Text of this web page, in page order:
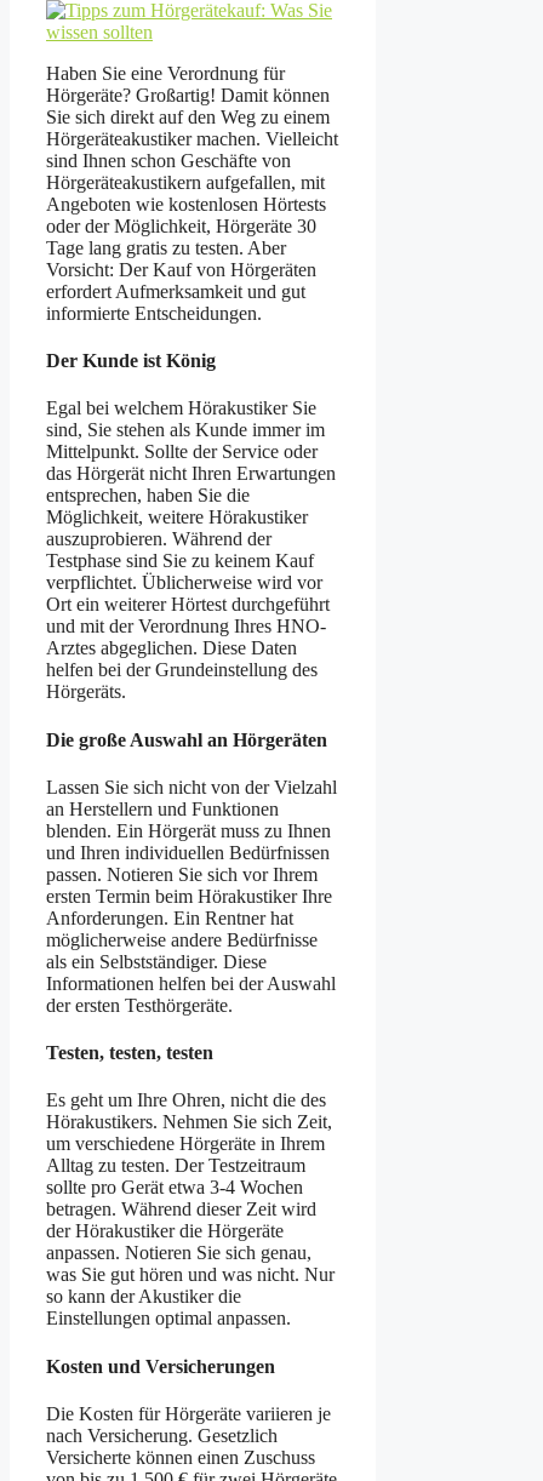
Haben Sie eine Verordnung für
Hörgeräte? Großartig! Damit können
Sie sich direkt auf den Weg zu einem
Hörgeräteakustiker machen. Vielleicht
sind Ihnen schon Geschäfte von
Hörgeräteakustikern aufgefallen, mit
Angeboten wie kostenlosen Hörtests
oder der Möglichkeit, Hörgeräte 30
Tage lang gratis zu testen. Aber
Vorsicht: Der Kauf von Hörgeräten
erfordert Aufmerksamkeit und gut
informierte Entscheidungen.
Der Kunde ist König
Egal bei welchem Hörakustiker Sie
sind, Sie stehen als Kunde immer im
Mittelpunkt. Sollte der Service oder
das Hörgerät nicht Ihren Erwartungen
entsprechen, haben Sie die
Möglichkeit, weitere Hörakustiker
auszuprobieren. Während der
Testphase sind Sie zu keinem Kauf
verpflichtet. Üblicherweise wird vor
Ort ein weiterer Hörtest durchgeführt
und mit der Verordnung Ihres HNO-
Arztes abgeglichen. Diese Daten
helfen bei der Grundeinstellung des
Hörgeräts.
Die große Auswahl an Hörgeräten
Lassen Sie sich nicht von der Vielzahl
an Herstellern und Funktionen
blenden. Ein Hörgerät muss zu Ihnen
und Ihren individuellen Bedürfnissen
passen. Notieren Sie sich vor Ihrem
ersten Termin beim Hörakustiker Ihre
Anforderungen. Ein Rentner hat
möglicherweise andere Bedürfnisse
als ein Selbstständiger. Diese
Informationen helfen bei der Auswahl
der ersten Testhörgeräte.
Testen, testen, testen
Es geht um Ihre Ohren, nicht die des
Hörakustikers. Nehmen Sie sich Zeit,
um verschiedene Hörgeräte in Ihrem
Alltag zu testen. Der Testzeitraum
sollte pro Gerät etwa 3-4 Wochen
betragen. Während dieser Zeit wird
der Hörakustiker die Hörgeräte
anpassen. Notieren Sie sich genau,
was Sie gut hören und was nicht. Nur
so kann der Akustiker die
Einstellungen optimal anpassen.
Kosten und Versicherungen
Die Kosten für Hörgeräte variieren je
nach Versicherung. Gesetzlich
Versicherte können einen Zuschuss